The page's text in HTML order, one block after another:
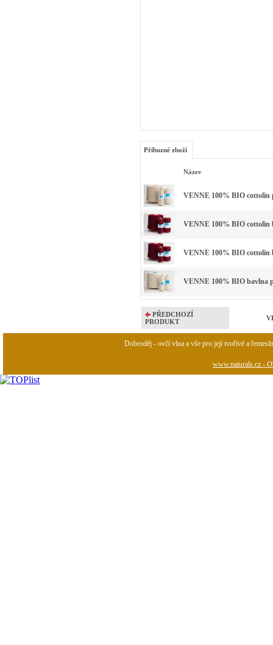
Příbuzné zboží
Název
VENNE 100% BIO cottolin
VENNE 100% BIO cottolin
VENNE 100% BIO cottolin
VENNE 100% BIO bavlna
PŘEDCHOZÍ
PRODUKT
Dobroděj - ovčí vlna a vše pro její tvořivé a
www.naturals.cz -